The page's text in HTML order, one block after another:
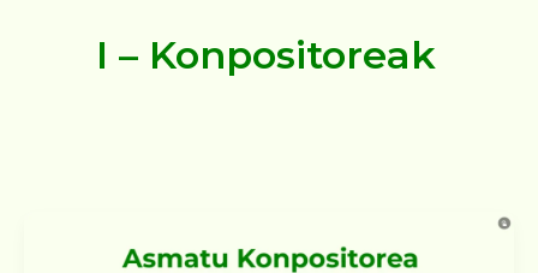
I – Konpositoreak